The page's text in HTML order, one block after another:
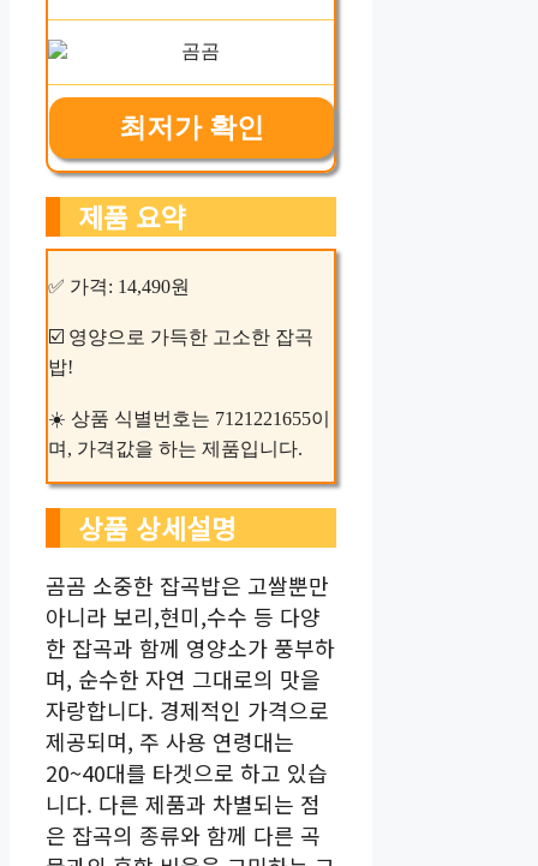
최저가 확인
제품 요약
✅ 가격: 14,490원
☑️ 영양으로 가득한 고소한 잡곡
밥!
☀️ 상품 식별번호는 7121221655이
며, 가격값을 하는 제품입니다.
상품 상세설명
곰곰 소중한 잡곡밥은 고쌀뿐만
아니라 보리,현미,수수 등 다양
한 잡곡과 함께 영양소가 풍부하
며, 순수한 자연 그대로의 맛을
자랑합니다. 경제적인 가격으로
제공되며, 주 사용 연령대는
20~40대를 타겟으로 하고 있습
니다. 다른 제품과 차별되는 점
은 잡곡의 종류와 함께 다른 곡